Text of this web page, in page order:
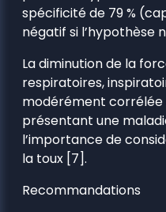
spécificité de 79 %
négatif si l’hypothèse
La diminution de la
respiratoires,
modérément corrélée
présentant une
l’importance de
la toux [7].
Recommandations